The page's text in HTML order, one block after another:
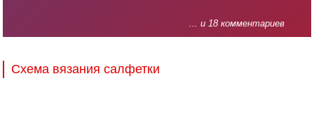
... и 18 комментариев
Схема вязания салфетки